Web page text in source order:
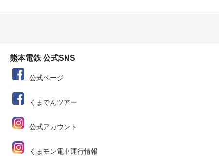
熊本電鉄 公式SNS
公式ページ
くまでんツアー
公式アカウント
くまモン電車運行情報